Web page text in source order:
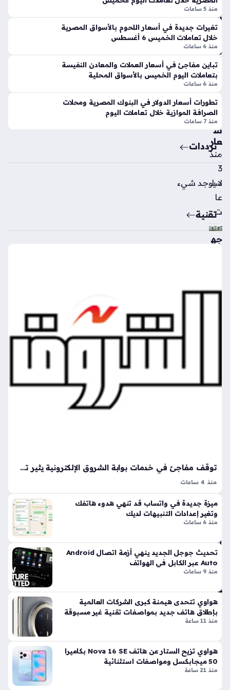
د
الت
عا
قد
مع
مح
مد
ص
لاح
منذ
سا
عا
ت
و
س
ط
تر
ق
ب
الم
تعا
ملي
ن
للأ
س
عار
منذ
3
سا
عا
ت
جه
الات
ما
ي
عبر
تط
ق
M
N
TR
A
ست
خد
مي
ن
25
دقي
منذ 5 ساعات
تغيرات جديدة في أسعار اللحوم بالأسواق المصرية
خلال تعاملات الخميس 6 أغسطس
منذ 6 ساعات
تباين مفاجئ في أسعار العملات والمعادن النفيسة
بتعاملات اليوم الخميس بالأسواق المحلية
منذ 6 ساعات
تطورات أسعار الدولار في البنوك المصرية ومحلات
الصرافة الموازية خلال تعاملات اليوم
منذ 7 ساعات
ترددات
لا يوجد شيء
تقنية
توقف مفاجئ في خدمات بوابة الشروق الإلكترونية يثير تساؤلات واسعة لدى المتابعين
منذ 4 ساعات
الوصول إلى محتوى معين عبر منصات الأخبار الرقمية، وتعد ظاهرة
الصفحة غير متاحة إحدى التحديات التقنية التي تؤثر على…
ميزة جديدة في واتساب قد تنهي هدوء هاتفك
وتغير إعدادات التنبيهات لديك
منذ 6 ساعات
تحديث جوجل الجديد ينهي أزمة اتصال Android
Auto عبر الكابل في الهواتف
منذ 9 ساعات
هواوي تتحدى هيمنة كبرى الشركات العالمية
بإطلاق هاتف جديد بمواصفات تقنية غير مسبوقة
منذ 11 ساعة
هواوي تزيح الستار عن هاتف Nova 16 SE بكاميرا
50 ميجابكسل ومواصفات استثنائية
منذ 21 ساعة